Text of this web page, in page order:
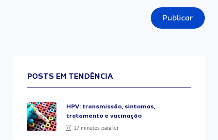
Publicar
POSTS EM TENDÊNCIA
HPV: transmissão, sintomas,
tratamento e vacinação
17 minutos para ler